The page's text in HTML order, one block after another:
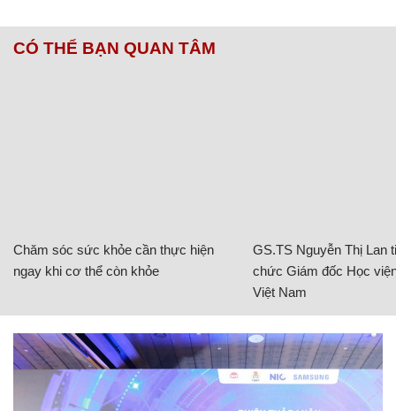
CÓ THỂ BẠN QUAN TÂM
Chăm sóc sức khỏe cần thực hiện
ngay khi cơ thể còn khỏe
GS.TS Nguyễn Thị Lan
chức Giám đốc Học
Việt Nam